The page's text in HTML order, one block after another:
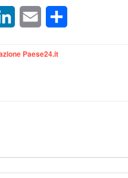
LinkedInEmail
Paese24.it